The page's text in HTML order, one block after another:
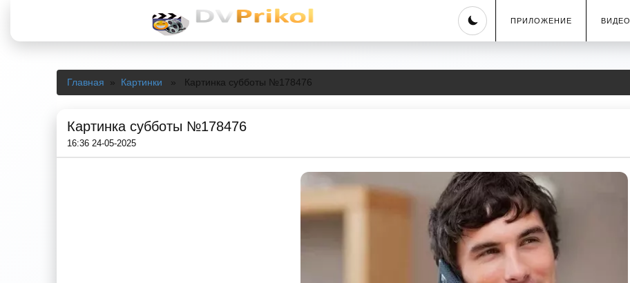
Skip
ПРИЛОЖЕНИЕ ВИДЕО
Главная » Картинки » Картинка субботы №178476
Картинка субботы №178476
16:36 24-05-2025